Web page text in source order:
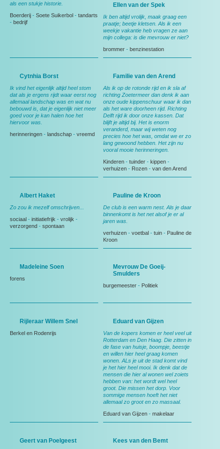
als een stukje historie.
Boerderij - Soete Suikerbol - tandarts
- bedrijf
Ellen van der Spek
Ik ben altijd vrolijk, maak graag een
praatje; beetje kletsen. Als ik een
weekje vakantie heb vragen ze aan
mijn collega: is die mevrouw er niet?
brommer - benzinestation
Cytnhia Borst
Ik vind het eigenlijk altijd heel stom
dat als je ergens rijdt waar eerst nog
allemaal landschap was en wat nu
bebouwd is, dat je eigenlijk niet meer
goed voor je kan halen hoe het
hiervoor was.
herinneringen - landschap - vreemd
Familie van den Arend
Als ik op de rotonde rijd en ik sla af
richting Zoetermeer dan denk ik aan
onze oude kippenschuur waar ik dan
als het ware doorheen rijd. Richting
Delft rijd ik door onze kassen. Dat
blijft je altijd bij. Het is enorm
veranderd, maar wij weten nog
precies hoe het was, omdat we er zo
lang gewoond hebben. Het zijn nu
vooral mooie herinneringen.
Kinderen - tuinder - kippen -
verhuizen - Rozen - van den Arend
Albert Haket
Zo zou ik mezelf omschrijven...
sociaal - initiatiefrijk - vrolijk -
verzorgend - spontaan
Pauline de Kroon
De club is een warm nest. Als je daar
binnenkomt is het net alsof je er al
jaren was.
verhuizen - voetbal - tuin - Pauline de
Kroon
Madeleine Soen
forens
Mevrouw De Goeij-
Smulders
burgemeester - Politiek
Rijleraar Willem Snel
Berkel en Rodenrijs
Eduard van Gijzen
Van de kopers komen er heel veel uit
Rotterdam en Den Haag. Die zitten in
de fase van huisje, boompje, beestje
en willen hier heel graag komen
wonen. ALs je uit de stad komt vind
je het hier heel mooi. Ik denk dat de
mensen die hier al wonen wel zoiets
hebben van: het wordt wel heel
groot. Die missen het dorp. Voor
sommige mensen hoeft het niet
allemaal zo groot en zo massaal.
Eduard van Gijzen - makelaar
Geert van Poelgeest Kees van den Bemt